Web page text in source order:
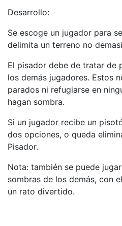
Desarrollo:
Se escoge un jugador para
delimita un terreno no
El pisador debe de tratar de
los demás jugadores. Estos
parados ni refugiarse en
hagan sombra.
Si un jugador recibe un
dos opciones, o queda
Pisador.
Nota: también se puede
sombras de los demás, con
un rato divertido.